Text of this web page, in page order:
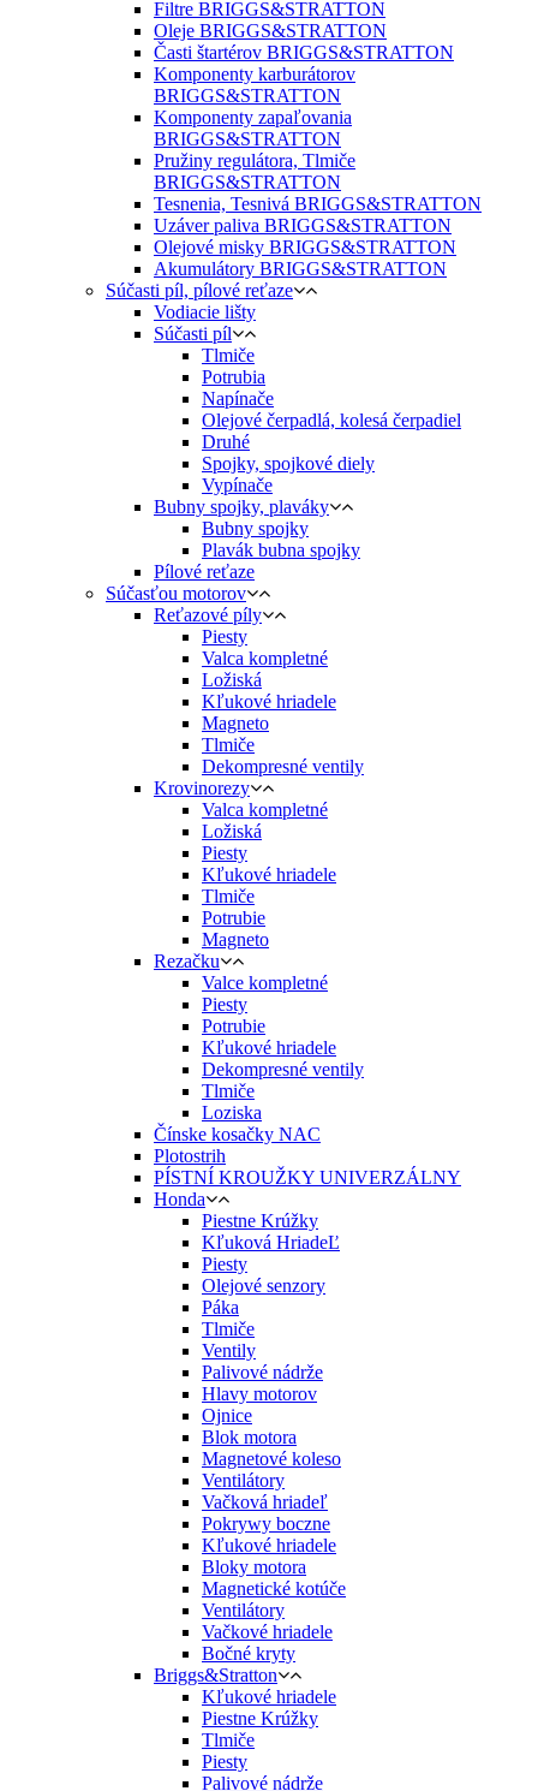
Filtre BRIGGS&STRATTON
Oleje BRIGGS&STRATTON
Časti štartérov BRIGGS&STRATTON
Komponenty karburátorov
BRIGGS&STRATTON
Komponenty zapaľovania
BRIGGS&STRATTON
Pružiny regulátora, Tlmiče
BRIGGS&STRATTON
Tesnenia, Tesnivá BRIGGS&STRATTON
Uzáver paliva BRIGGS&STRATTON
Olejové misky BRIGGS&STRATTON
Akumulátory BRIGGS&STRATTON
Súčasti píl, pílové reťaze
Vodiacie lišty
Súčasti píl
Tlmiče
Potrubia
Napínače
Olejové čerpadlá, kolesá čerpadiel
Druhé
Spojky, spojkové diely
Vypínače
Bubny spojky, plaváky
Bubny spojky
Plavák bubna spojky
Pílové reťaze
Súčasťou motorov
Reťazové píly
Piesty
Valca kompletné
Ložiská
Kľukové hriadele
Magneto
Tlmiče
Dekompresné ventily
Krovinorezy
Valca kompletné
Ložiská
Piesty
Kľukové hriadele
Tlmiče
Potrubie
Magneto
Rezačku
Valce kompletné
Piesty
Potrubie
Kľukové hriadele
Dekompresné ventily
Tlmiče
Loziska
Čínske kosačky NAC
Plotostrih
PÍSTNÍ KROUŽKY UNIVERZÁLNY
Honda
Piestne Krúžky
Kľuková HriadeĽ
Piesty
Olejové senzory
Páka
Tlmiče
Ventily
Palivové nádrže
Hlavy motorov
Ojnice
Blok motora
Magnetové koleso
Ventilátory
Vačková hriadeľ
Pokrywy boczne
Kľukové hriadele
Bloky motora
Magnetické kotúče
Ventilátory
Vačkové hriadele
Bočné kryty
Briggs&Stratton
Kľukové hriadele
Piestne Krúžky
Tlmiče
Piesty
Palivové nádrže